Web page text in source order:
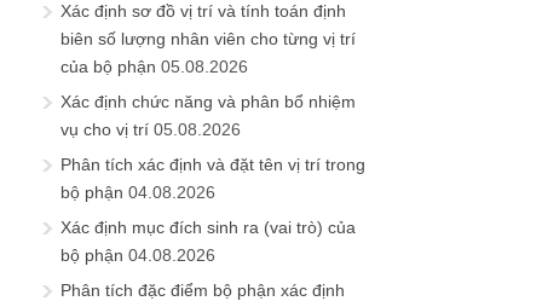
Xác định sơ đồ vị trí và tính toán định
biên số lượng nhân viên cho từng vị trí
của bộ phận 05.08.2026
Xác định chức năng và phân bổ nhiệm
vụ cho vị trí 05.08.2026
Phân tích xác định và đặt tên vị trí trong
bộ phận 04.08.2026
Xác định mục đích sinh ra (vai trò) của
bộ phận 04.08.2026
Phân tích đặc điểm bộ phận xác định